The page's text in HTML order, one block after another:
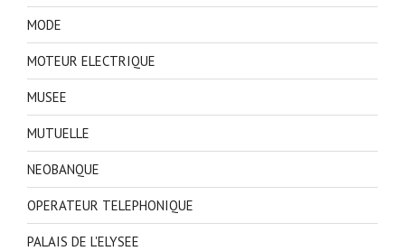
MODE
MOTEUR ELECTRIQUE
MUSEE
MUTUELLE
NEOBANQUE
OPERATEUR TELEPHONIQUE
PALAIS DE L'ELYSEE